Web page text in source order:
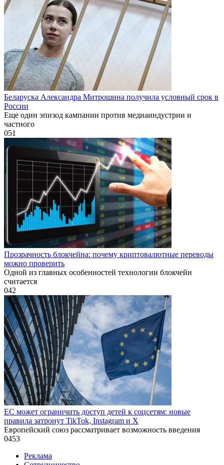
Беларуска Александра Митрошина получила условный срок в
России
Еще один эпизод кампании против медиаиндустрии и
частного
051
Прозрачность блокчейна: почему криптовалютные переводы
можно проверить
Одной из главных особенностей технологии блокчейн
считается
042
ЕС может ограничить доступ детей к соцсетям: новые
правила затронут TikTok, Instagram и X
Европейский союз рассматривает возможность введения
0453
Реклама